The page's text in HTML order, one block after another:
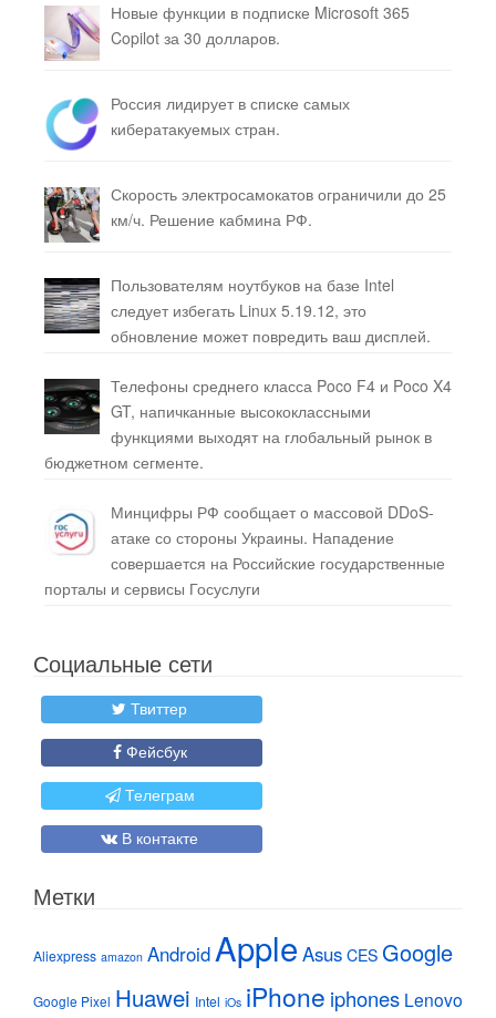
Новые функции в подписке Microsoft 365
Copilot за 30 долларов.
Россия лидирует в списке самых
кибератакуемых стран.
Скорость электросамокатов ограничили до 25
км/ч. Решение кабмина РФ.
Пользователям ноутбуков на базе Intel
следует избегать Linux 5.19.12, это
обновление может повредить ваш дисплей.
Телефоны среднего класса Poco F4 и Poco X4
GT, напичканные высококлассными
функциями выходят на глобальный рынок в
бюджетном сегменте.
Минцифры РФ сообщает о массовой DDoS-
атаке со стороны Украины. Нападение
совершается на Российские государственные
порталы и сервисы Госуслуги
Социальные сети
Твиттер
Фейсбук
Телеграм
В контакте
Метки
Aliexpress amazon Android Apple Asus CES Google
Google Pixel Huawei Intel iOs iPhone iphones Lenovo